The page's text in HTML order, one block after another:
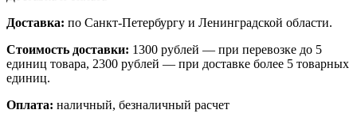
Доставка: по Санкт-Петербургу и Ленинградской области.
Стоимость доставки: 1300 рублей — при перевозке до 5
единиц товара, 2300 рублей — при доставке более 5 товарных
единиц.
Оплата: наличный, безналичный расчет